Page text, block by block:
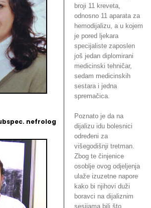
nefrolog
broji 11 kreveta,
odnosno 11 aparata za
hemodijalizu, a u kojem
je pored ljekara
specijaliste zaposlen
još jedan diplomirani
medicinski tehničar,
sedam medicinskih
sestara i jedna
spremačica.
Poznato je da na
dijalizu idu bolesnici
određeni za
višegodišnji tretman.
Zbog te činjenice
osoblje ovog odjeljenja
ulaže izuzetne napore
kako bi njihovi duži
boravci na dijaliznim
sesijama bili što